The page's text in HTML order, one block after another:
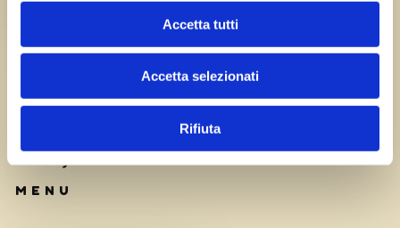
Accetta tutti
Accetta selezionati
Rifiuta